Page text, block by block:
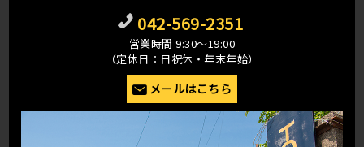
042-569-2351
営業時間 9:30〜19:00
（定休日：日祝休・年末年始）
メールはこちら